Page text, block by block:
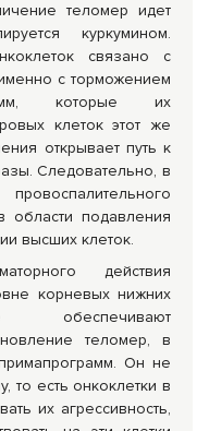
теломер идет
куркумином.
связано с
с торможением
которые их
клеток этот же
открывает путь к
Следовательно, в
области подавления
высших клеток.
действия
корневых нижних
обеспечивают
теломер, в
Он не
то есть онкоклетки в
их агрессивность,